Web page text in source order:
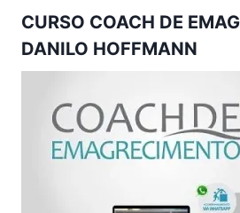
CURSO COACH DE
DANILO HOFFMANN